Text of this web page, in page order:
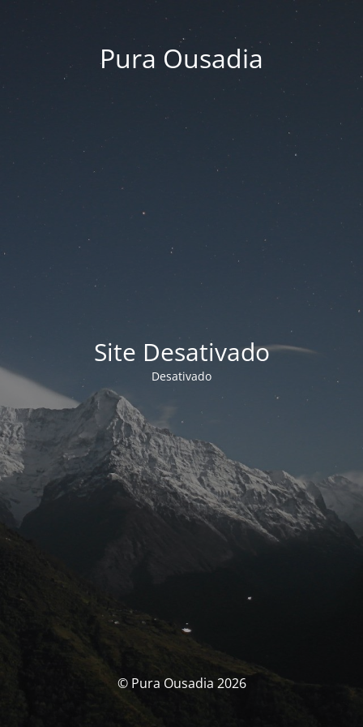
Pura Ousadia
Site Desativado
Desativado
© Pura Ousadia 2026